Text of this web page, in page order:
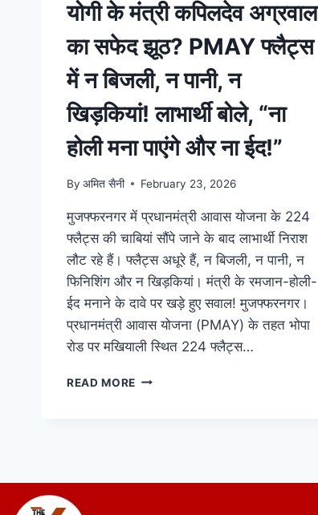
योगी के मंत्री कपिलदेव अग्रवाल
का सफेद झूठ? PMAY फ्लैट्स
में न बिजली, न पानी, न
खिड़कियां! लाभार्थी बोले, “ना
होली मना पाएंगे और ना ईद!”
By अमित सैनी February 23, 2026
मुजफ्फरनगर में प्रधानमंत्री आवास योजना के 224
फ्लैट्स की चाबियां सौंपे जाने के बाद लाभार्थी निराश
लौट रहे हैं। फ्लैट्स अधूरे हैं, न बिजली, न पानी, न
फिनिशिंग और न खिड़कियां। मंत्री के रमजान-होली-
ईद मनाने के दावे पर खड़े हुए सवाल! मुजफ्फरनगर।
प्रधानमंत्री आवास योजना (PMAY) के तहत भोपा
रोड पर मखियाली स्थित 224 फ्लैट्स…
READ MORE